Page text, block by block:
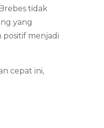
tidak
yang
menjadi
cepat ini,